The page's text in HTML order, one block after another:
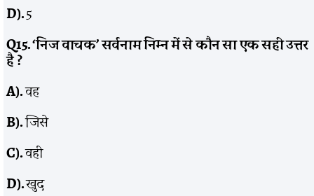
D).5
Q15. ‘निज वाचक’ सर्वनाम निम्न में से कौन सा एक सही उत्तर
है?
A).वह
B).जिसे
C).वही
D).खुद